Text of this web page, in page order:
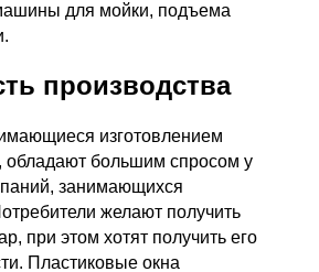
для мойки, подъема
производства
изготовлением
обладают большим спросом у
занимающихся
желают получить
при этом хотят получить его
Пластиковые окна